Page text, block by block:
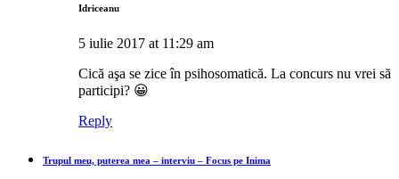
Idriceanu
5 iulie 2017 at 11:29 am
Cică aşa se zice în psihosomatică. La concurs nu vrei să
participi? 😀
Reply
Trupul meu, puterea mea – interviu – Focus pe Inima